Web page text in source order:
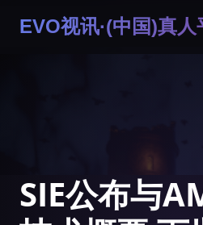
EVO视讯·(中国)真人
SIE公布与